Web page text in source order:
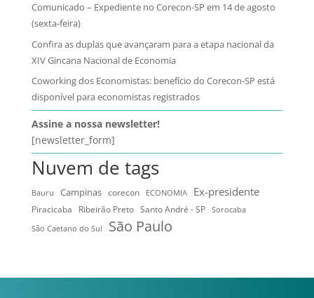
Comunicado – Expediente no Corecon-SP em 14 de agosto
(sexta-feira)
Confira as duplas que avançaram para a etapa nacional da
XIV Gincana Nacional de Economia
Coworking dos Economistas: benefício do Corecon-SP está
disponível para economistas registrados
Assine a nossa newsletter!
[newsletter_form]
Nuvem de tags
Bauru Campinas corecon ECONOMIA Ex-presidente
Piracicaba Ribeirão Preto Santo André - SP
Sorocaba
São Caetano do Sul
São Paulo